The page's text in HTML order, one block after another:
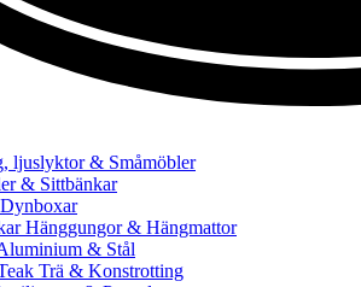
ljuslyktor & Småmöbler
& Sittbänkar
Hänggungor & Hängmattor
& Stål
Trä & Konstrotting